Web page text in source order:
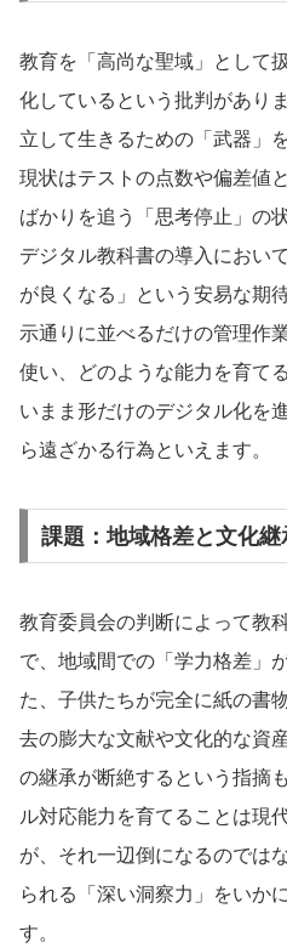
教育を「高尚な聖域」として
化しているという批判があり
立して生きるための「武器」
現状はテストの点数や偏差値
ばかりを追う「思考停止」の
デジタル教科書の導入におい
が良くなる」という安易な期
示通りに並べるだけの管理作
使い、どのような能力を育て
いまま形だけのデジタル化を
ら遠ざかる行為といえます。
課題：地域格差と文化継
教育委員会の判断によって教
で、地域間での「学力格差」
た、子供たちが完全に紙の書
去の膨大な文献や文化的な資
の継承が断絶するという指摘
ル対応能力を育てることは現
が、それ一辺倒になるのでは
られる「深い洞察力」をいか
す。